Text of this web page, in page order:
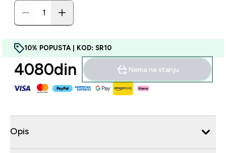
10% POPUSTA | KOD: SR10
4080din‎ Nema na stanju
Opis